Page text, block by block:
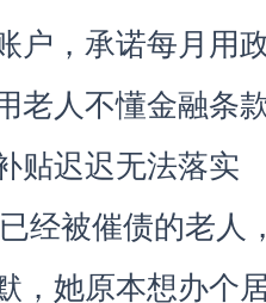
户，承诺每月用
老人不懂金融条
贴迟迟无法落实
经被催债的老人
，她原本想办个